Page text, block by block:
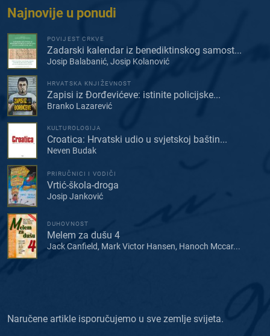
Najnovije u ponudi
POVIJEST CRKVE
Zadarski kalendar iz benediktinskog samost...
Josip Balabanić, Josip Kolanović
HRVATSKA KNJIŽEVNOST
Zapisi iz Đorđevićeve: istinite policijske...
Branko Lazarević
KULTUROLOGIJA
Croatica: Hrvatski udio u svjetskoj baštin...
Neven Budak
PRIRUČNICI I VODIČI
Vrtić-škola-droga
Josip Janković
DUHOVNOST
Melem za dušu 4
Jack Canfield, Mark Victor Hansen, Hanoch Mccar...
Naručene artikle isporučujemo u sve zemlje svijeta.